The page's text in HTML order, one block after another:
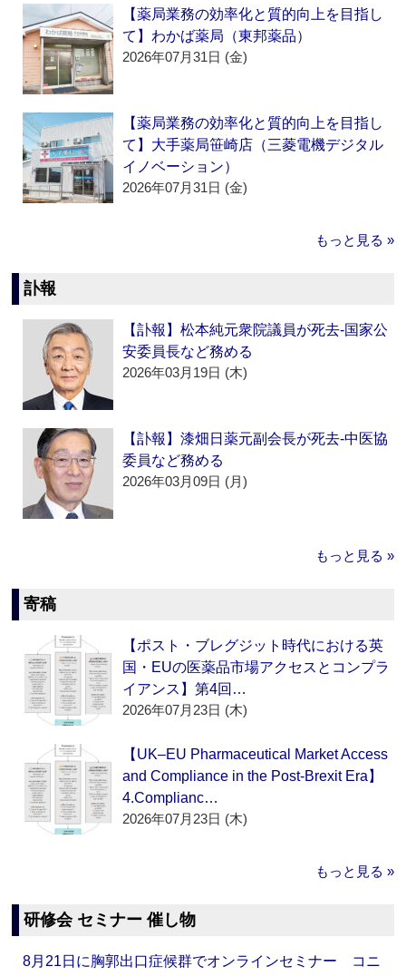
【薬局業務の効率化と質的向上を目指し
て】わかば薬局（東邦薬品）
2026年07月31日 (金)
【薬局業務の効率化と質的向上を目指し
て】大手薬局笹崎店（三菱電機デジタル
イノベーション）
2026年07月31日 (金)
もっと見る »
訃報
【訃報】松本純元衆院議員が死去‐国家公
安委員長など務める
2026年03月19日 (木)
【訃報】漆畑日薬元副会長が死去‐中医協
委員など務める
2026年03月09日 (月)
もっと見る »
寄稿
【ポスト・ブレグジット時代における英
国・EUの医薬品市場アクセスとコンプラ
イアンス】第4回…
2026年07月23日 (木)
【UK–EU Pharmaceutical Market Access
and Compliance in the Post-Brexit Era】
4.Complianc…
2026年07月23日 (木)
もっと見る »
研修会 セミナー 催し物
8月21日に胸郭出口症候群でオンラインセミナー コニ